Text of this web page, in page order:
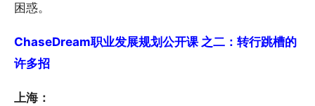
困惑。
ChaseDream职业发展规划公开课 之二：转行跳槽的
许多招
上海：